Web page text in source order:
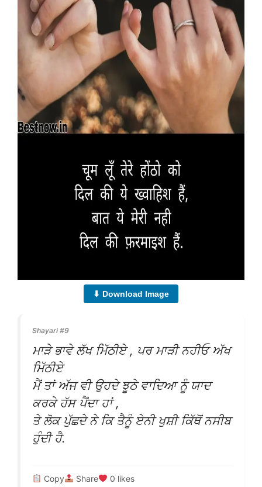
⬇ Download Image
Shayari #9
ਮਾੜੇ ਭਾਵੇ ਲੱਖ ਮਿੱਠੀਏ , ਪਰ ਮਾੜੀ ਨਹੀਓ ਅੱਖ
ਮਿੱਠੀਏ
ਮੈਂ ਤਾਂ ਅੱਜ ਵੀ ਉਹਦੇ ਝੂਠੇ ਵਾਦਿਆ ਨੂੰ ਯਾਦ
ਕਰਕੇ ਹੱਸ ਪੈਂਦਾ ਹਾਂ ,
ਤੇ ਲੋਕ ਪੁੱਛਦੇ ਨੇ ਕਿ ਤੈਨੂੰ ਏਨੀ ਖੁਸ਼ੀ ਕਿੱਥੋਂ ਨਸੀਬ
ਹੁੰਦੀ ਹੈ.
Copy Share 0 likes